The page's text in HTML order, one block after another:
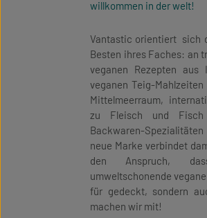
willkommen in der welt!
Vantastic orientiert sich
Besten ihres Faches: an
veganen Rezepten aus
veganen Teig-
Mittelmeerraum,
zu Fleisch und
Backwaren-
neue Marke verbindet
den Anspruch,
umweltschonende
für gedeckt, sondern
machen wir mit!